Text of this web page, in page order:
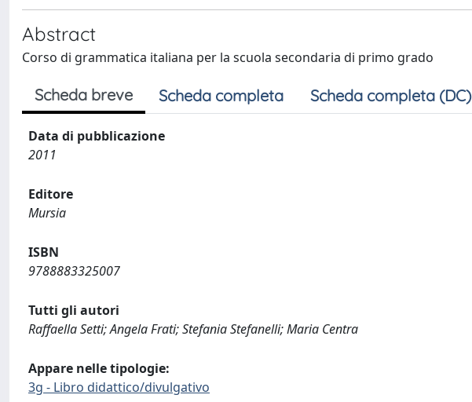
Abstract
Corso di grammatica italiana per la scuola secondaria di primo grado
Scheda breve Scheda completa Scheda completa (DC)
Data di pubblicazione
2011
Editore
Mursia
ISBN
9788883325007
Tutti gli autori
Raffaella Setti; Angela Frati; Stefania Stefanelli; Maria Centra
Appare nelle tipologie:
3g - Libro didattico/divulgativo